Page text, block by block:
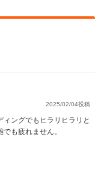
2025/02/04投稿
ングでもヒラリヒラリと
も疲れません。